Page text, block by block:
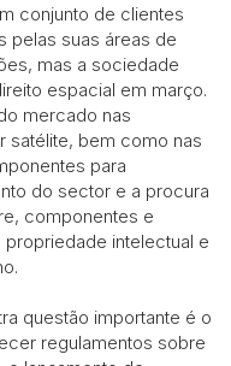
conjunto de clientes
pelas suas áreas de
mas a sociedade
espacial em março.
mercado nas
satélite, bem como nas
para
do sector e a procura
componentes e
intelectual e
questão importante é o
regulamentos sobre